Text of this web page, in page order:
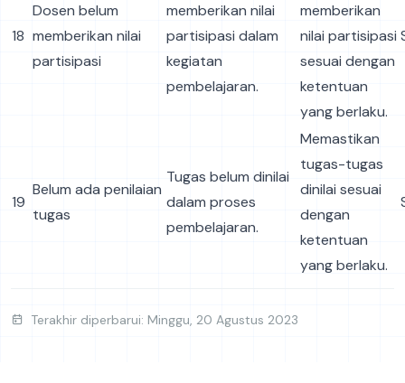
18
Dosen belum
memberikan nilai
partisipasi
memberikan nilai
partisipasi dalam
kegiatan
pembelajaran.
memberikan
nilai partisipasi
sesuai dengan
ketentuan
yang berlaku.
19
Belum ada penilaian
tugas
Tugas belum dinilai
dalam proses
pembelajaran.
Memastikan
tugas-tugas
dinilai sesuai
dengan
ketentuan
yang berlaku.
Terakhir diperbarui: Minggu, 20 Agustus 2023